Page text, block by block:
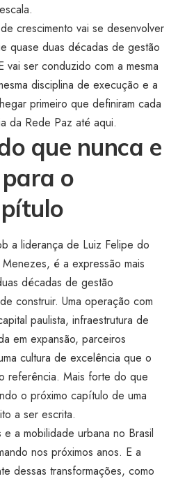
crescimento vai se desenvolver
quase duas décadas de gestão
vai ser conduzido com a mesma
disciplina de execução e a
primeiro que definiram cada
da Rede Paz até aqui.
que nunca e
o
a liderança de Luiz Felipe do
é a expressão mais
décadas de gestão
construir. Uma operação com
paulista, infraestrutura de
em expansão, parceiros
cultura de excelência que o
referência. Mais forte do que
o próximo capítulo de uma
a ser escrita.
a mobilidade urbana no Brasil
nos próximos anos. E a
dessas transformações, como